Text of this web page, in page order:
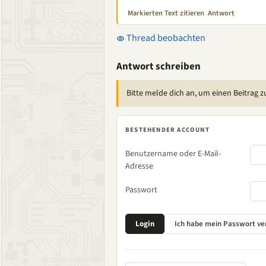
Markierten Text zitieren Antwort
Thread beobachten
Antwort schreiben
Bitte melde dich an, um einen Beitrag
BESTEHENDER ACCOUNT
Benutzername oder E-Mail-
Adresse
Passwort